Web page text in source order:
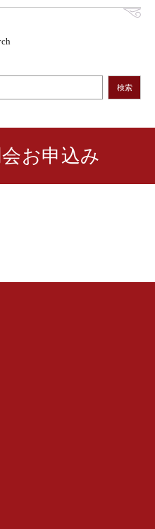
検索
お申込み